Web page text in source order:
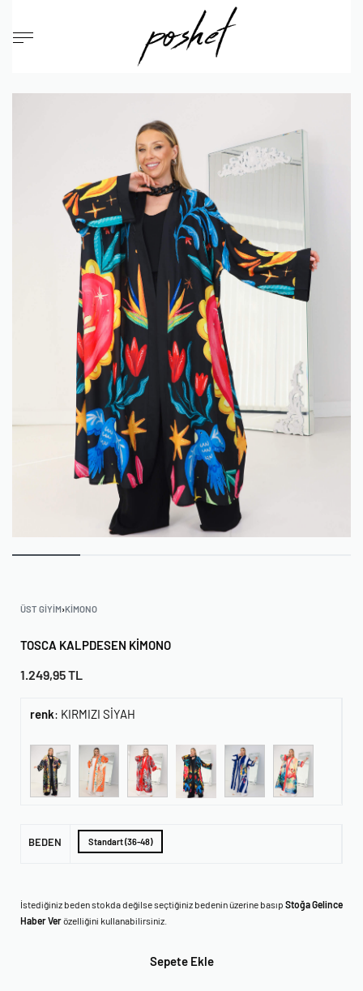
ÜST GIYIM›KIMONO
TOSCA KALPDESEN KIMONO
1.249,95TL
renk: KIRMIZI SİYAH
BEDEN Standart (36-48)
İstediğiniz beden stokda değilse seçtiğiniz bedenin üzerine basıp Stoğa Gelince
Haber Verözelliğini kullanabilirsiniz.
Sepete Ekle